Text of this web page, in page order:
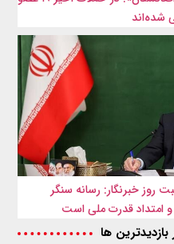
شده‌اند
روز خبرنگار: رسانه سنگر
امتداد قدرت ملی است
بازدیدترین ها